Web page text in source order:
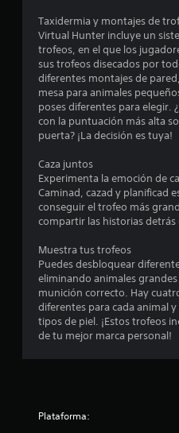
Taxidermia y montajes de
Virtual Hunter incluye un
trofeos, en el que los
sus trofeos disecados por
diferentes montajes de
mesa para animales
poses diferentes para elegir.
con la puntuación más alta
puerta? ¡La decisión es tuya!
Caza juntos
Experimenta la emoción de
Caminad, cazad y planificad
conseguir el trofeo más
compartir las historias
Muestra tus trofeos
Puedes desbloquear
eliminando animales
munición correcto. Hay
diferentes para cada animal
tipos de piel. ¡Estos trofeos
de tu mejor marca personal!
Plataforma: